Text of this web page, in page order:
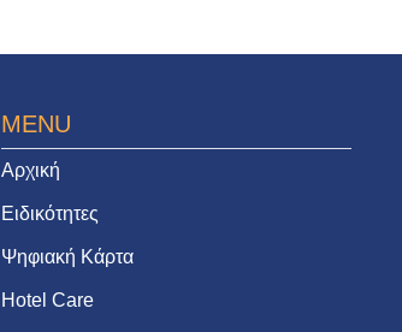
MENU
Αρχική
Ειδικότητες
Ψηφιακή Κάρτα
Hotel Care